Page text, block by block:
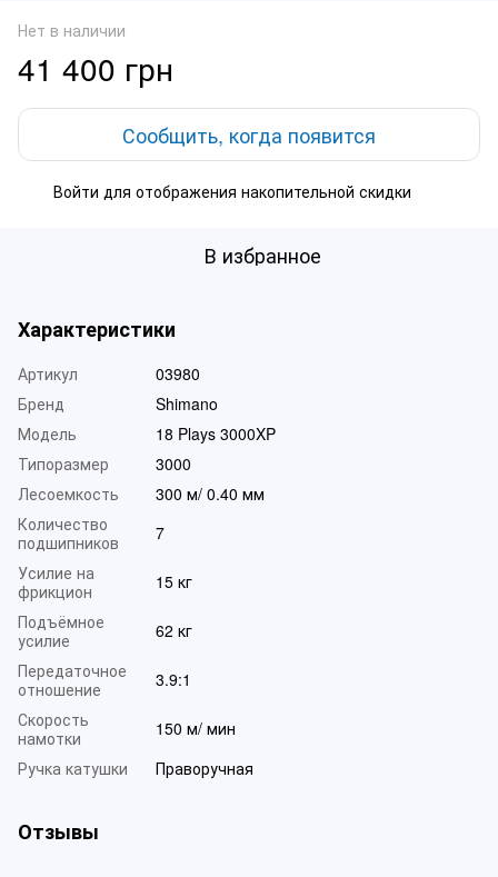
Нет в наличии
41 400 грн
Сообщить, когда появится
Войти для отображения накопительной скидки
В избранное
Характеристики
Артикул
03980
Бренд
Shimano
Модель
18 Plays 3000XP
Типоразмер
3000
Лесоемкость
300 м/ 0.40 мм
Количество
подшипников
7
Усилие на
фрикцион
15 кг
Подъёмное
усилие
62 кг
Передаточное
отношение
3.9:1
Скорость
намотки
150 м/ мин
Ручка катушки
Праворучная
Отзывы